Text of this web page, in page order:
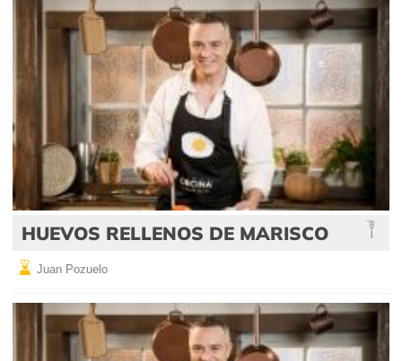
HUEVOS RELLENOS DE MARISCO
Juan Pozuelo